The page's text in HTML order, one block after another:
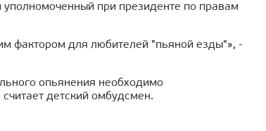
при президенте по правам
фактором для любителей "пьяной езды"», -
опьянения необходимо
детский омбудсмен.